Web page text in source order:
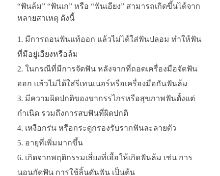
“ฟันล้ม” “ฟันเก” หรือ “ฟันเอียง” สามารถเกิดขึ้นได้จาก
หลายสาเหตุ ดังนี้
มีการถอนฟันแท้ออก แล้วไม่ได้ใส่ฟันปลอม ทำให้ฟัน
ที่มีอยู่เอียงหรือล้ม
ในกรณีที่มีการจัดฟัน หลังจากที่ถอดเครื่องมือจัดฟัน
ออก แล้วไม่ได้ใส่รีเทนเนอร์หรือเครื่องมือกันฟันล้ม
มีความผิดปกติของขากรรไกรหรือสุขภาพฟันตั้งแต่
กำเนิด รวมถึงการสบฟันที่ผิดปกติ
เหงือกร่น หรือกระดูกรองรับรากฟันละลายตัว
อายุที่เพิ่มมากขึ้น
เกิดจากพฤติกรรมเสี่ยงที่เอื้อให้เกิดฟันล้ม เช่น การ
นอนกัดฟัน การใช้ลิ้นดันฟัน เป็นต้น